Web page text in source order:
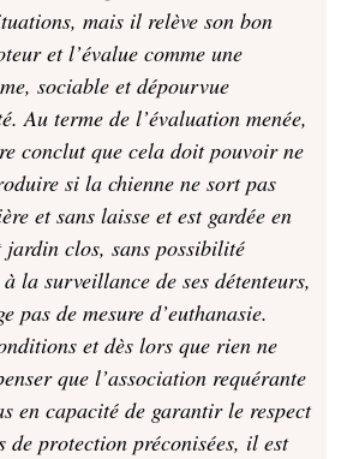
mais il relève son bon
et l’évalue comme une
sociable et dépourvue
Au terme de l’évaluation menée,
conclut que cela doit pouvoir ne
si la chienne ne sort pas
et sans laisse et est gardée en
jardin clos, sans possibilité
à la surveillance de ses détenteurs,
pas de mesure d’euthanasie.
et dès lors que rien ne
que l’association requérante
en capacité de garantir le respect
de protection préconisées, il est